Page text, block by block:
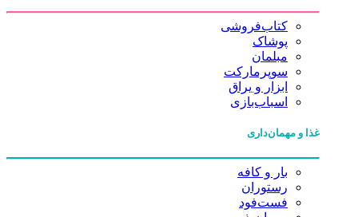
کتاب‌فروشی
پوشاک
مبلمان
سوپرمارکت
ابزار و یراق
اسباب‌بازی
غذا و مهمان‌داری
بار و کافه
رستوران
فست‌فود